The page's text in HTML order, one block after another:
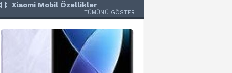
Xiaomi Mobil Özellikler
TÜMÜNÜ GÖSTER